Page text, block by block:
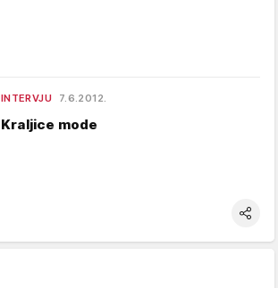
INTERVJU 7.6.2012.
Kraljice mode